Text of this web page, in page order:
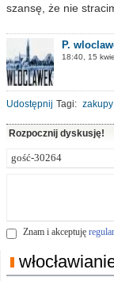
szansę, że nie
P.
18:40, 15
Udostępnij Tagi: zakupy
Rozpocznij dyskusję!
Znam i akceptuję